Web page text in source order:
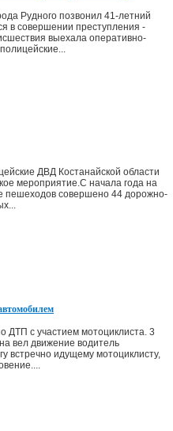
Рудного позвонил 41-летний
в совершении преступления -
выехала оперативно-
ДВД Костанайской области
мероприятие.С начала года на
пешеходов совершено 44 дорожно-
ДТП с участием мотоциклиста. 3
вел движение водитель
встречно идущему мотоциклисту,